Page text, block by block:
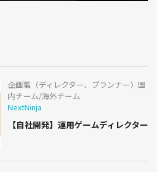
企画職（ディレクター、プランナー）国
内チーム/海外チーム
NextNinja
【自社開発】運用ゲームディレクター